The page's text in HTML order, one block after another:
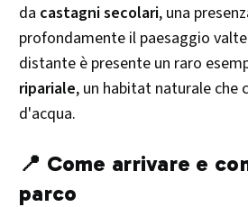
da castagni secolari, una
profondamente il paesaggio
distante è presente un raro
ripariale, un habitat naturale che
d'acqua.
📍 Come arrivare e
parco